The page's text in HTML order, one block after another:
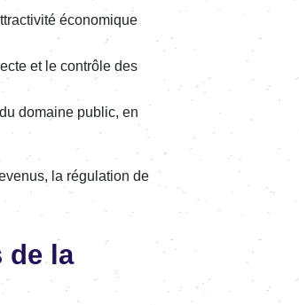
écono­mique
et le contrôle des
domaine public, en
la régu­la­tion de
de la